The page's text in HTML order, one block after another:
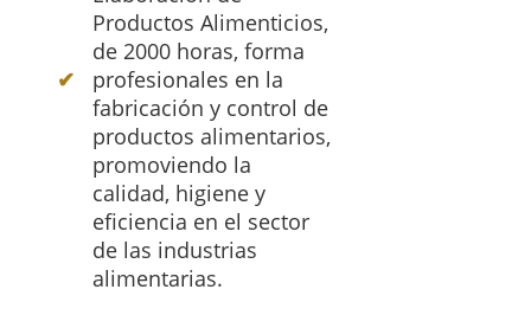
Productos Alimenticios,
de 2000 horas, forma
profesionales en la
fabricación y control de
productos alimentarios,
promoviendo la
calidad, higiene y
eficiencia en el sector
de las industrias
alimentarias.